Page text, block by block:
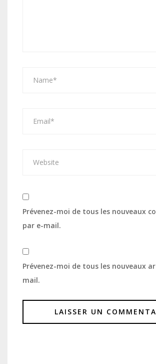
Prévenez-moi de tous les nouveaux
par e-mail.
Prévenez-moi de tous les nouveaux
mail.